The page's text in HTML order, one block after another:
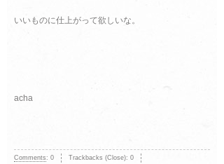
いいものに仕上がって欲しいな。
acha
Comments: 0 Trackbacks (Close): 0